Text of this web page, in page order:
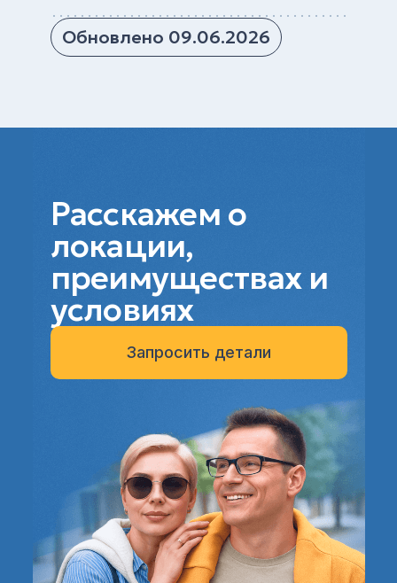
Обновлено 09.06.2026
Расскажем о
локации,
преимуществах и
условиях
Запросить детали